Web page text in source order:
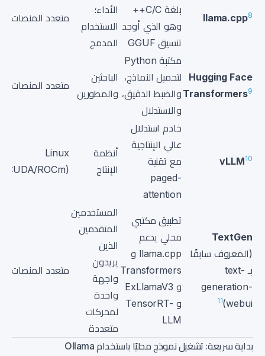
llama.cpp8
بلغة C/C++
وهو الذي أوجد
تنسيق GGUF
الأداء؛
الاستخدام
المدمج
متعدد المنصات
Hugging Face
Transformers9
مكتبة Python
لتحميل النماذج،
والضبط الدقيق،
والاستدلال
الباحثين
والمطورين
متعدد المنصات
vLLM10
خادم استدلال
عالي الإنتاجية
مع تقنية
paged-
attention
أنظمة
الإنتاج
Linux
(CUDA/ROCm)
TextGen
(المعروف سابقًا
بـ text-
generation-
webui)
11
تطبيق مكتبي
محلي يدعم
llama.cpp و
Transformers
و ExLlamaV3
و TensorRT-
LLM
المستخدمين
المتقدمين
الذين
يريدون
واجهة
واحدة
لمحركات
متعددة
متعدد المنصات
بداية سريعة: تشغيل نموذج محليًا باستخدام Ollama